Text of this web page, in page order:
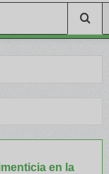
en la